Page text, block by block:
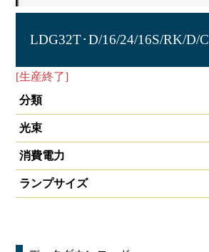
LDG32T･D/16/24/16S/RK/D/C
[生産終了]
分類
光束
消費電力
ランプサイズ